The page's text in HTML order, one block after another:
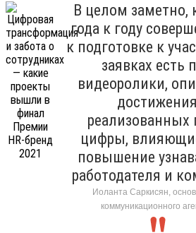
В целом заметно,
года к году
к подготовке к
заявках есть
видеоролики,
реализованных
цифры,
повышение
работодателя и
Иоланта Саркисян,
коммуникационного